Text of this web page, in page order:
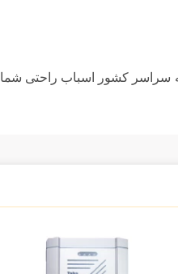
سراسر کشور اسباب راحتی شما